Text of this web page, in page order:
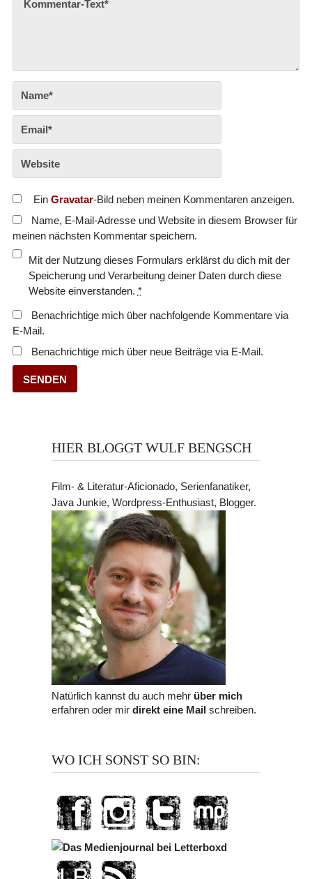
Ein Gravatar-Bild neben meinen Kommentaren anzeigen.
Name, E-Mail-Adresse und Website in diesem Browser für
meinen nächsten Kommentar speichern.
Mit der Nutzung dieses Formulars erklärst du dich mit der
Speicherung und Verarbeitung deiner Daten durch diese
Website einverstanden. *
Benachrichtige mich über nachfolgende Kommentare via
E-Mail.
Benachrichtige mich über neue Beiträge via E-Mail.
HIER BLOGGT WULF BENGSCH
Film- & Literatur-Aficionado, Serienfanatiker,
Java Junkie, Wordpress-Enthusiast, Blogger.
Natürlich kannst du auch mehr über mich
erfahren oder mir direkt eine Mail schreiben.
WO ICH SONST SO BIN: